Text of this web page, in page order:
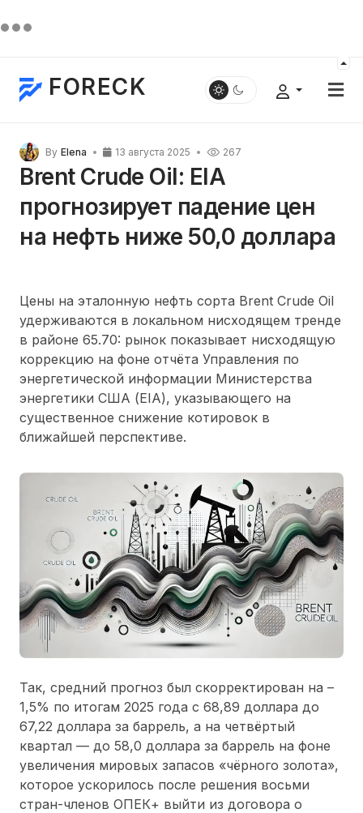
FORECK
By Elena 13 августа 2025 267
Brent Crude Oil: EIA
прогнозирует падение цен
на нефть ниже 50,0 доллара
Цены на эталонную нефть сорта Brent Crude Oil
удерживаются в локальном нисходящем тренде
в районе 65.70: рынок показывает нисходящую
коррекцию на фоне отчёта Управления по
энергетической информации Министерства
энергетики США (EIA), указывающего на
существенное снижение котировок в
ближайшей перспективе.
Так, средний прогноз был скорректирован на –
1,5% по итогам 2025 года с 68,89 доллара до
67,22 доллара за баррель, а на четвёртый
квартал — до 58,0 доллара за баррель на фоне
увеличения мировых запасов «чёрного золота»,
которое ускорилось после решения восьми
стран-членов ОПЕК+ выйти из договора о